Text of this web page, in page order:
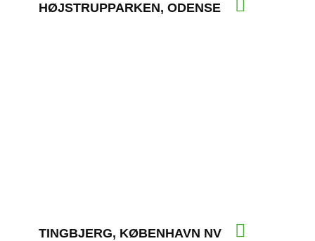
HØJSTRUPPARKEN, ODENSE
TINGBJERG, KØBENHAVN NV